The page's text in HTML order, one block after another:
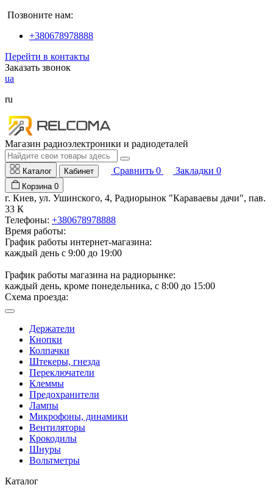
Позвоните нам:
+380678978888
Перейти в контакты
Заказать звонок
ua
ru
Магазин радиоэлектроники и радиодеталей
Каталог Кабинет Сравнить 0 Закладки 0
Корзина 0
г. Киев, ул. Ушинского, 4, Радиорынок "Караваевы дачи", пав.
33 К
Телефоны: +380678978888
Время работы:
График работы интернет-магазина:
каждый день с 9:00 до 19:00
График работы магазина на радиорынке:
каждый день, кроме понедельника, с 8:00 до 15:00
Схема проезда:
Держатели
Кнопки
Колпачки
Штекеры, гнезда
Переключатели
Клеммы
Предохранители
Лампы
Микрофоны, динамики
Вентиляторы
Крокодилы
Шнуры
Вольтметры
Каталог